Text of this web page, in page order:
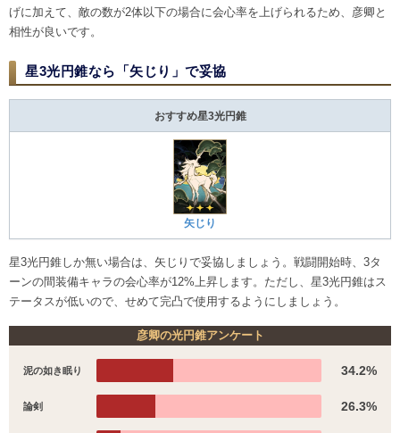
げに加えて、敵の数が2体以下の場合に会心率を上げられるため、彦卿と
相性が良いです。
星3光円錐なら「矢じり」で妥協
おすすめ星3光円錐
矢じり
星3光円錐しか無い場合は、矢じりで妥協しましょう。戦闘開始時、3タ
ーンの間装備キャラの会心率が12%上昇します。ただし、星3光円錐はス
テータスが低いので、せめて完凸で使用するようにしましょう。
彦卿の光円錐アンケート
泥の如き眠り 34.2%
論剣 26.3%